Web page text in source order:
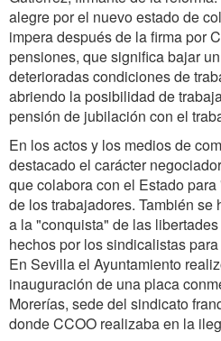
alegre por el nuevo estado de
impera después de la firma por
pensiones, que significa bajar
deterioradas condiciones de
abriendo la posibilidad de
pensión de jubilación con el
En los actos y los medios de
destacado el carácter
que colabora con el Estado
de los trabajadores. También se
a la "conquista" de las
hechos por los sindicalistas
En Sevilla el Ayuntamiento
inauguración de una placa
Morerías, sede del sindicato
donde CCOO realizaba en la